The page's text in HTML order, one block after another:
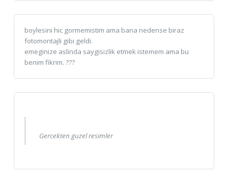
boylesini hic gormemistim ama bana nedense biraz
fotomontajli gibi geldi.
emeginize aslinda saygisizlik etmek istemem ama bu
benim fikrim. ???
Gercekten guzel resimler